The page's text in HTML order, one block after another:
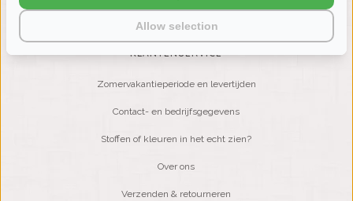
KLANTENSERVICE
Zomervakantieperiode en levertijden
Contact- en bedrijfsgegevens
Stoffen of kleuren in het echt zien?
Over ons
Verzenden & retourneren
Allow selection